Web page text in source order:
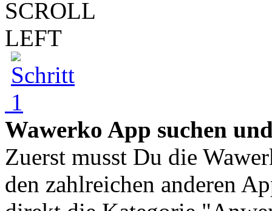
Wawerko App suchen
Zuerst musst Du die
den zahlreichen anderen